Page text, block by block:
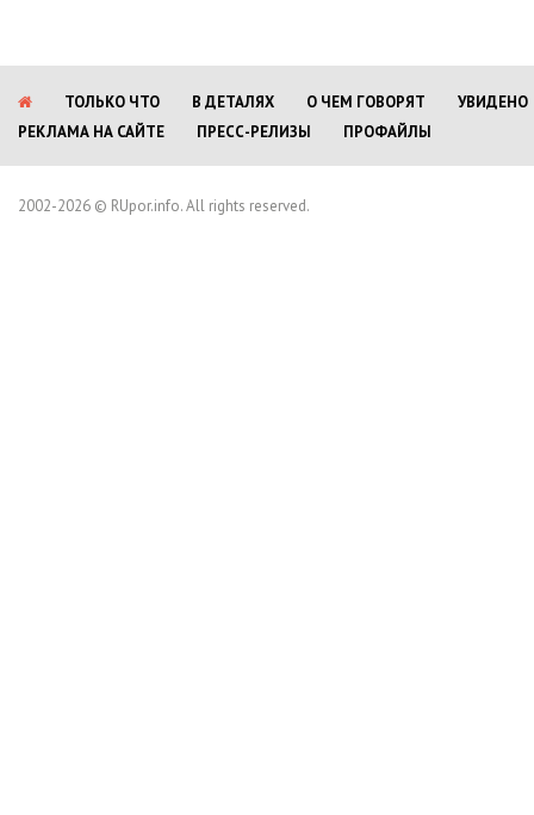
ТОЛЬКО ЧТО В ДЕТАЛЯХ О ЧЕМ ГОВОРЯТ
УВИДЕНО
РЕКЛАМА НА САЙТЕ
ПРЕСС-РЕЛИЗЫ ПРОФАЙЛЫ
2002-2026 © RUpor.info. All rights reserved.